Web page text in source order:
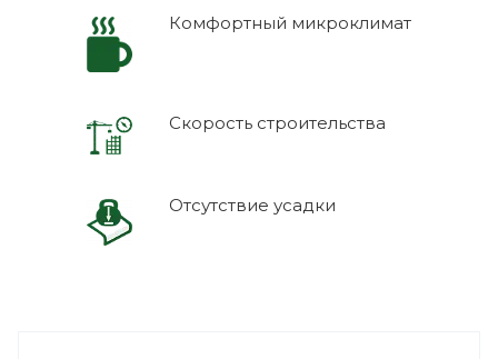
Комфортный микроклимат
Скорость строительства
Отсутствие усадки